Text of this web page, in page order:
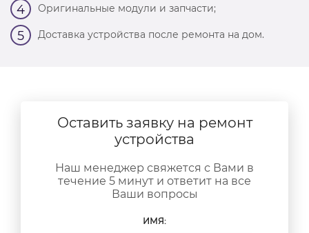
4 Оригинальные модули и запчасти;
5 Доставка устройства после ремонта на дом.
Оставить заявку на ремонт
устройства
Наш менеджер свяжется с Вами в
течение 5 минут и ответит на все
Ваши вопросы
ИМЯ: